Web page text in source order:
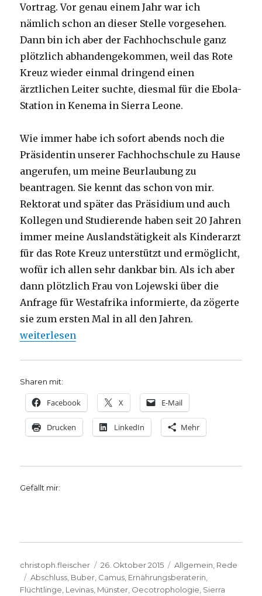
Vortrag. Vor genau einem Jahr war ich
nämlich schon an dieser Stelle vorgesehen.
Dann bin ich aber der Fachhochschule ganz
plötzlich abhandengekommen, weil das Rote
Kreuz wieder einmal dringend einen
ärztlichen Leiter suchte, diesmal für die Ebola-
Station in Kenema in Sierra Leone.
Wie immer habe ich sofort abends noch die
Präsidentin unserer Fachhochschule zu Hause
angerufen, um meine Beurlaubung zu
beantragen. Sie kennt das schon von mir.
Rektorat und später das Präsidium und auch
Kollegen und Studierende haben seit 20 Jahren
immer meine Auslandstätigkeit als Kinderarzt
für das Rote Kreuz unterstützt und ermöglicht,
wofür ich allen sehr dankbar bin. Als ich aber
dann plötzlich Frau von Lojewski über die
Anfrage für Westafrika informierte, da zögerte
sie zum ersten Mal in all den Jahren.
„Festrede der Absolventenfeier vom Fachbereich
weiterlesen
Sharen mit:
Facebook X E-Mail
Drucken LinkedIn Mehr
Gefällt mir:
Autor
christoph.fleischer
Veröffentlicht
am
26. Oktober 2015 Kategorien
Allgemein, Rede
Schlagwörter
Abschluss, Buber, Camus, Ernährungsberaterin,
Flüchtlinge, Levinas, Münster, Oecotrophologie, Sierra